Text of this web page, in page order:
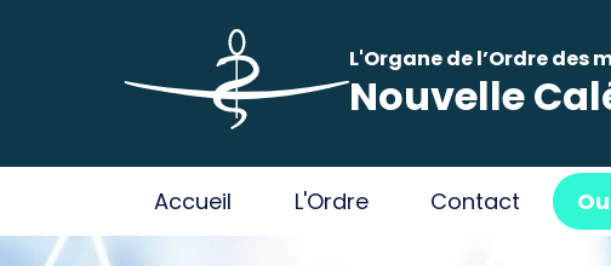
L'Organe de l’Ordre des
Nouvelle
Main navigation
Accueil L'Ordre Contact